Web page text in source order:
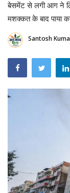
Contact
देश-विदेश
छत्तीसगढ़ राज्य
सेहत
बेसमेंट से लगी आग ने
मशक्कत के बाद पाया
Santosh